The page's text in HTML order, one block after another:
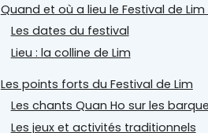
Quand et où a lieu le Festival de Lim
Les dates du festival
Lieu : la colline de Lim
Les points forts du Festival de Lim
Les chants Quan Ho sur les
Les jeux et activités traditionnels